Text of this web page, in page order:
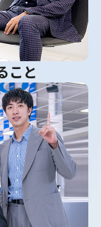
こと